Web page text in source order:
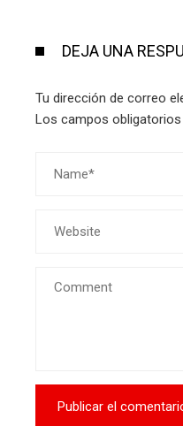
DEJA UNA
Tu dirección de correo
Los campos